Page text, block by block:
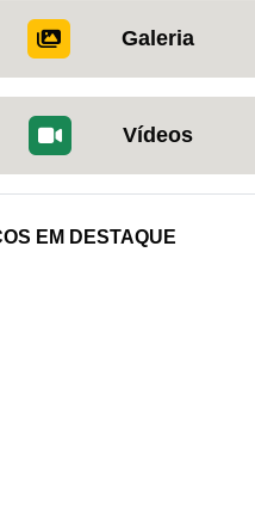
Galeria
Vídeos
EM DESTAQUE